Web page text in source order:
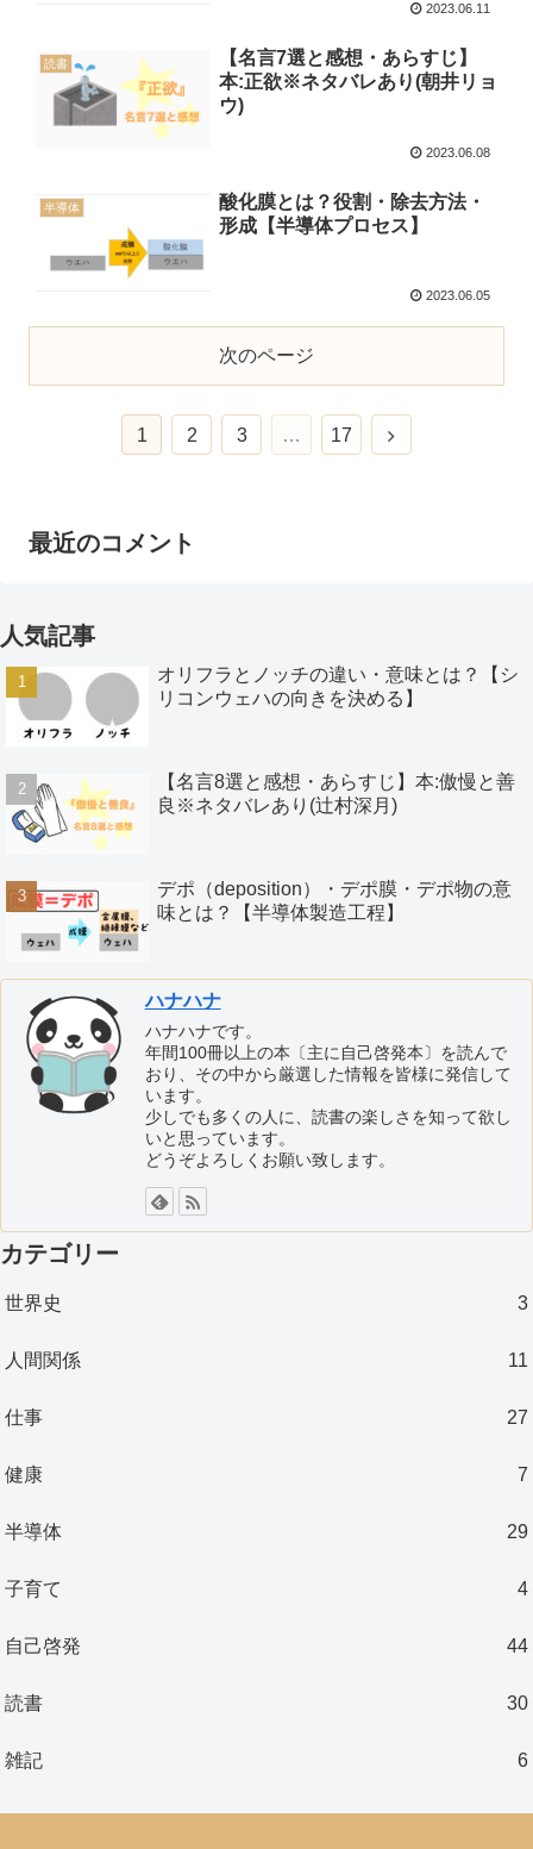
2023.06.11
読書
【名言7選と感想・あらすじ】
本:正欲※ネタバレあり(朝井リョ
ウ)
2023.06.08
半導体
酸化膜とは？役割・除去方法・
形成【半導体プロセス】
2023.06.05
次のページ
1 2 3 … 17
最近のコメント
人気記事
オリフラとノッチの違い・意味とは？【シ
リコンウェハの向きを決める】
【名言8選と感想・あらすじ】本:傲慢と善
良※ネタバレあり(辻村深月)
デポ（deposition）・デポ膜・デポ物の意
味とは？【半導体製造工程】
ハナハナ
ハナハナです。
年間100冊以上の本〔主に自己啓発本〕を読んで
おり、その中から厳選した情報を皆様に発信して
います。
少しでも多くの人に、読書の楽しさを知って欲し
いと思っています。
どうぞよろしくお願い致します。
カテゴリー
世界史 3
人間関係 11
仕事 27
健康 7
半導体 29
子育て 4
自己啓発 44
読書 30
雑記 6